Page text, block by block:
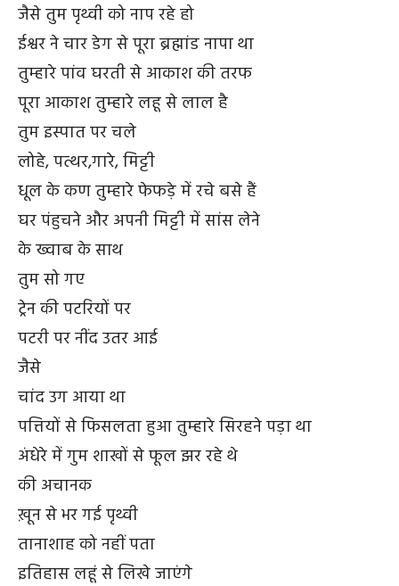
जैसे तुम पृथ्वी को नाप रहे हो
ईश्वर ने चार डेग से पूरा ब्रह्मांड नापा था
तुम्हारे पांव घरती से आकाश की तरफ
पूरा आकाश तुम्हारे लहू से लाल है
तुम इस्पात पर चले
लोहे, पत्थर,गारे, मिट्टी
धूल के कण तुम्हारे फेफड़े में रचे बसे हैं
घर पंहुचने और अपनी मिट्टी में सांस लेने
के ख्वाब के साथ
तुम सो गए
ट्रेन की पटरियों पर
पटरी पर नींद उतर आई
जैसे
चांद उग आया था
पत्तियों से फिसलता हुआ तुम्हारे सिरहने पड़ा था
अंधेरे में गुम शाखों से फूल झर रहे थे
की अचानक
ख़ून से भर गई पृथ्वी
तानाशाह को नहीं पता
इतिहास लहूं से लिखे जाएंगे